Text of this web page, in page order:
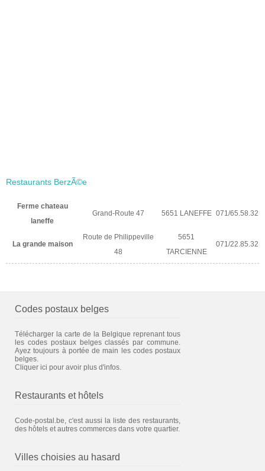
Restaurants BerzÃ©e
Ferme chateau
laneffe
Grand-Route 47 5651 LANEFFE 071/65.58.32
La grande maison
Route de Philippeville
48
5651
TARCIENNE
071/22.85.32
Codes postaux belges
Télécharger la carte de la Belgique reprenant tous
les codes postaux belges classés par commune.
Ayez toujours à portée de main les codes postaux
belges.
Cliquer ici pour avoir plus d'infos.
Restaurants et hôtels
Code-postal.be, c'est aussi la liste des restaurants,
des hôtels et autres commerces dans votre quartier.
Villes choisies au hasard